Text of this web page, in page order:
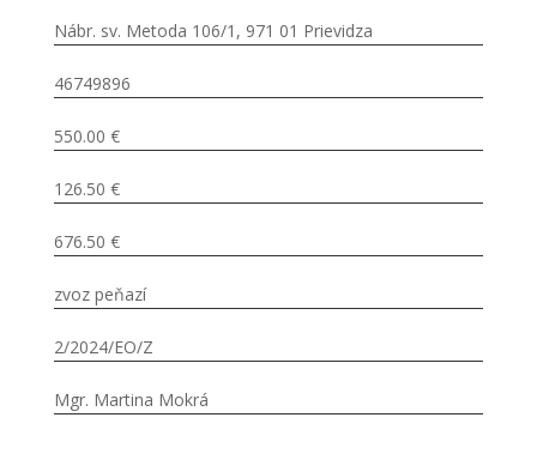
Nábr. sv. Metoda 106/1, 971 01 Prievidza
46749896
550.00 €
126.50 €
676.50 €
zvoz peňazí
2/2024/EO/Z
Mgr. Martina Mokrá